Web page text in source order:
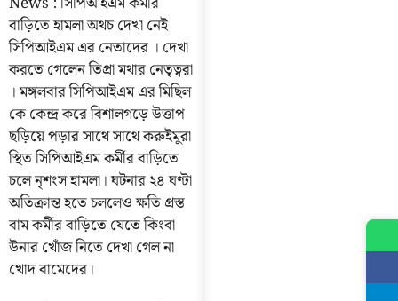
বাড়িতে হামলা অথচ দেখা নেই
সিপিআইএম এর নেতাদের । দেখা
করতে গেলেন তিপ্রা মথার নেতৃত্বরা
। মঙ্গলবার সিপিআইএম এর মিছিল
কে কেন্দ্র করে বিশালগড়ে উত্তাপ
ছড়িয়ে পড়ার সাথে সাথে করুইমুরা
স্থিত সিপিআইএম কর্মীর বাড়িতে
চলে নৃশংস হামলা। ঘটনার ২৪ ঘণ্টা
অতিক্রান্ত হতে চললেও ক্ষতি গ্রস্ত
বাম কর্মীর বাড়িতে যেতে কিংবা
উনার খোঁজ নিতে দেখা গেল না
খোদ বামেদের।